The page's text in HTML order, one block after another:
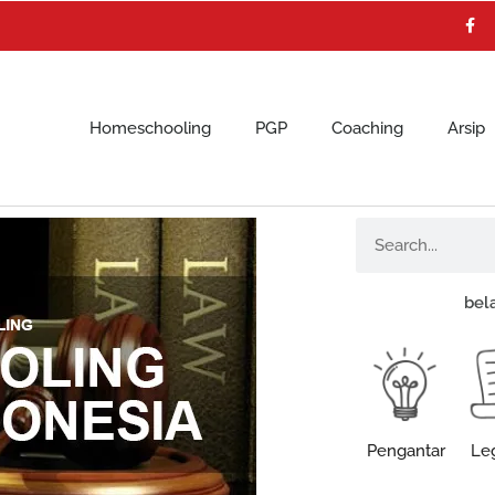
a
c
e
Homeschooling PGP Coaching Arsip
Pengantar